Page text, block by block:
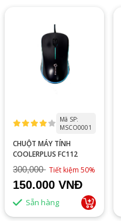
Mã SP:
MSCO0001
CHUỘT MÁY TÍNH
COOLERPLUS FC112
300,000 Tiết kiệm 50%
150.000 VNĐ
Sẵn hàng